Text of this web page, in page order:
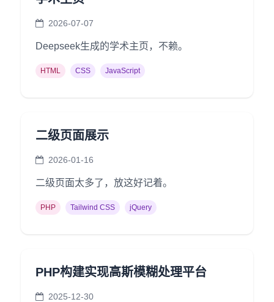
2026-07-07
Deepseek生成的学术主页，不赖。
HTML CSS JavaScript
二级页面展示
2026-01-16
二级页面太多了，放这好记着。
PHP Tailwind CSS jQuery
PHP构建实现高斯模糊处理平台
2025-12-30
Python
前端
PHP
信息安全
typecho解决方案
安卓开发